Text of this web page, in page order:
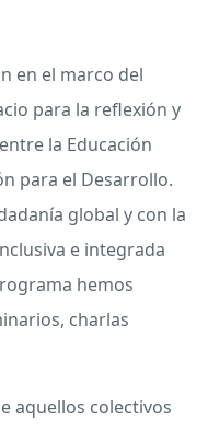
en el marco del
para la reflexión y
la Educación
para el Desarrollo.
global y con la
e integrada
hemos
charlas
aquellos colectivos